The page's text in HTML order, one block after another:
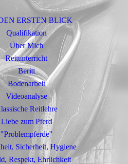
ERSTEN BLICK
Qualifikation
Über Mich
Reitunterricht
Beritt
Bodenarbeit
Videoanalyse
Reitlehre
Liebe zum Pferd
"Problempferde"
Sicherheit, Hygiene
Respekt, Ehrlichkeit